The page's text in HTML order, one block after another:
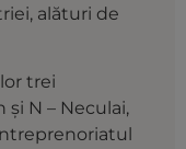
alături de
trei
şi N – Neculai,